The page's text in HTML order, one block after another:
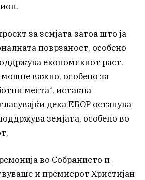
за земјата затоа што ја
поврзаност, особено
економскиот раст.
важно, особено за
места“, истакна
дека ЕБОР останува
земјата, особено во
во Собранието и
и премиерот Христијан